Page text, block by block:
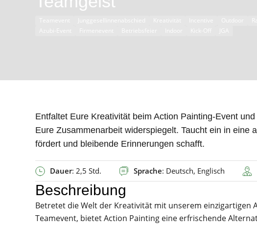
Teamevent Junggesellinnenabschied Kreativität Incentive Outdoor
Azubi-Event
Firmenevent Betriebsfeier Indoor Kick-Off JGA
Entfaltet Eure Kreativität beim Action Painting-Event
Eure Zusammenarbeit widerspiegelt. Taucht ein in eine
fördert und bleibende Erinnerungen schafft.
Dauer: 2,5 Std. Sprache: Deutsch, Englisch
Beschreibung
Betretet die Welt der Kreativität mit unserem einzigartigen
Teamevent, bietet Action Painting eine erfrischende